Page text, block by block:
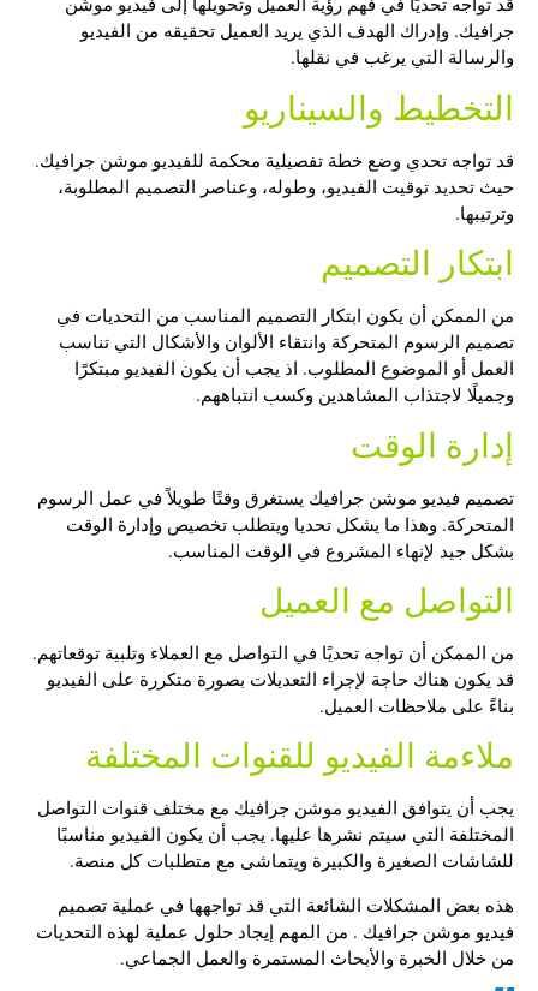
جرافيك. وإدراك الهدف الذي يريد العميل تحقيقه من الفيديو
والرسالة التي يرغب في نقلها.
التخطيط والسيناريو
قد تواجه تحدي وضع خطة تفصيلية محكمة للفيديو موشن جرافيك.
حيث تحديد توقيت الفيديو، وطوله، وعناصر التصميم المطلوبة،
وترتيبها.
ابتكار التصميم
من الممكن أن يكون ابتكار التصميم المناسب من التحديات في
تصميم الرسوم المتحركة وانتقاء الألوان والأشكال التي تناسب
العمل أو الموضوع المطلوب. اذ يجب أن يكون الفيديو مبتكرًا
وجميلًا لاجتذاب المشاهدين وكسب انتباههم.
إدارة الوقت
تصميم فيديو موشن جرافيك يستغرق وقتًا طويلاً في عمل الرسوم
المتحركة. وهذا ما يشكل تحديا ويتطلب تخصيص وإدارة الوقت
بشكل جيد لإنهاء المشروع في الوقت المناسب.
التواصل مع العميل
من الممكن أن تواجه تحديًا في التواصل مع العملاء وتلبية توقعاتهم.
قد يكون هناك حاجة لإجراء التعديلات بصورة متكررة على الفيديو
بناءً على ملاحظات العميل.
ملاءمة الفيديو للقنوات المختلفة
يجب أن يتوافق الفيديو موشن جرافيك مع مختلف قنوات التواصل
المختلفة التي سيتم نشرها عليها. يجب أن يكون الفيديو مناسبًا
للشاشات الصغيرة والكبيرة ويتماشى مع متطلبات كل منصة.
هذه بعض المشكلات الشائعة التي قد تواجهها في عملية تصميم
فيديو موشن جرافيك . من المهم إيجاد حلول عملية لهذه التحديات
من خلال الخبرة والأبحاث المستمرة والعمل الجماعي.